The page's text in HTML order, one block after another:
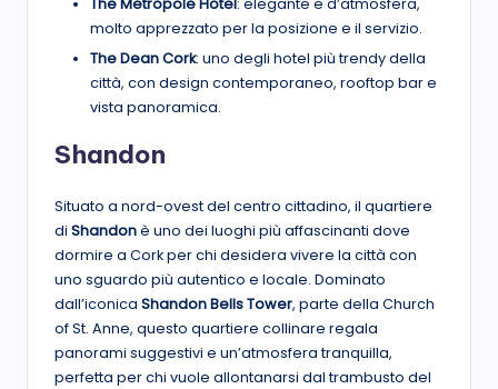
The Metropole Hotel : elegante e d’atmosfera,
molto apprezzato per la posizione e il servizio.
The Dean Cork: uno degli hotel più trendy della
città, con design contemporaneo, rooftop bar e
vista panoramica.
Shandon
Situato a nord-ovest del centro cittadino, il quartiere
di Shandonè uno dei luoghi più affascinanti dove
dormire a Cork per chi desidera vivere la città con
uno sguardo più autentico e locale. Dominato
dall’iconica Shandon Bells Tower, parte della Church
of St. Anne, questo quartiere collinare regala
panorami suggestivi e un’atmosfera tranquilla,
perfetta per chi vuole allontanarsi dal trambusto del